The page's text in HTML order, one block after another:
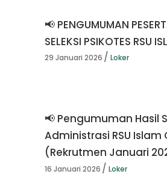
📢 PENGUMUMAN
SELEKSI PSIKOTES RSU
29 Januari 2026 Loker
📢 Pengumuman Hasil
Administrasi RSU Islam
(Rekrutmen Januari
16 Januari 2026 Loker